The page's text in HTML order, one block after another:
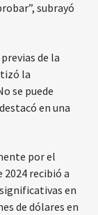
subrayó
de la
la
se puede
en una
por el
2024 recibió a
en
de dólares en